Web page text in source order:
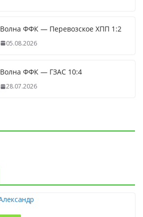
Волна ФФК — Перевозское ХПП 1:2
05.08.2026
Волна ФФК — ГЗАС 10:4
28.07.2026